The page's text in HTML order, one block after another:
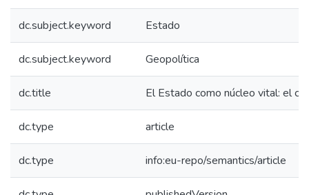
dc.subject.keyword Estado
dc.subject.keyword Geopolítica
dc.title El Estado como núcleo vital: el
dc.type article
dc.type info:eu-repo/semantics/article